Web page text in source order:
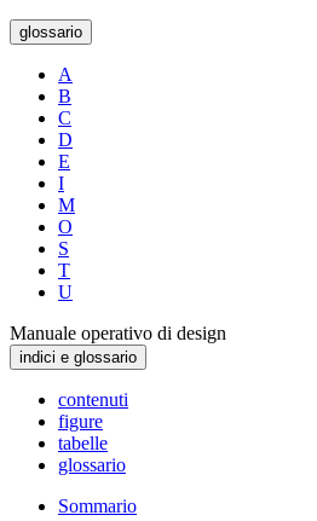
glossario
A
B
C
D
E
I
M
O
S
T
U
Manuale operativo di design
indici e glossario
contenuti
figure
tabelle
glossario
Sommario